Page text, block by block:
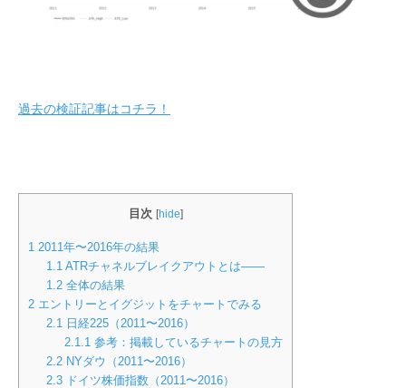
過去の検証記事はコチラ！
目次 [hide]
1 2011年〜2016年の結果
1.1 ATRチャネルブレイクアウトとは――
1.2全体の結果
2 エントリーとイグジットをチャートでみる
2.1 日経225（2011〜2016）
2.1.1 参考：掲載しているチャートの見方
2.2NYダウ（2011〜2016）
2.3ドイツ株価指数（2011〜2016）